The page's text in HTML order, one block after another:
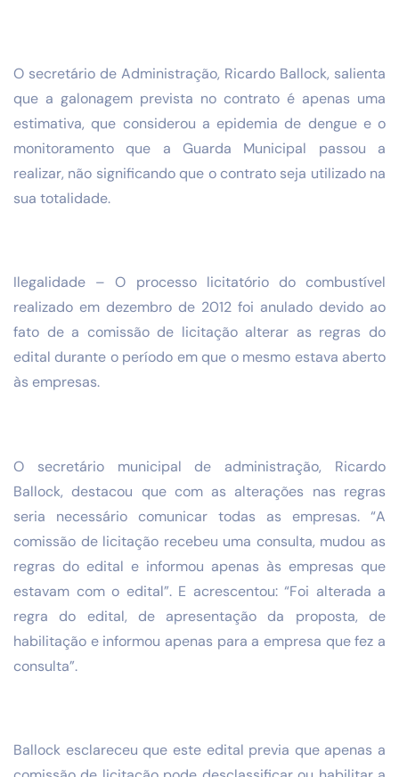
O secretário de Administração, Ricardo Ballock, salienta
que a galonagem prevista no contrato é apenas uma
estimativa, que considerou a epidemia de dengue e o
monitoramento que a Guarda Municipal passou a
realizar, não significando que o contrato seja utilizado na
sua totalidade.
Ilegalidade – O processo licitatório do combustível
realizado em dezembro de 2012 foi anulado devido ao
fato de a comissão de licitação alterar as regras do
edital durante o período em que o mesmo estava aberto
às empresas.
O secretário municipal de administração, Ricardo
Ballock, destacou que com as alterações nas regras
seria necessário comunicar todas as empresas. “A
comissão de licitação recebeu uma consulta, mudou as
regras do edital e informou apenas às empresas que
estavam com o edital”. E acrescentou: “Foi alterada a
regra do edital, de apresentação da proposta, de
habilitação e informou apenas para a empresa que fez a
consulta”.
Ballock esclareceu que este edital previa que apenas a